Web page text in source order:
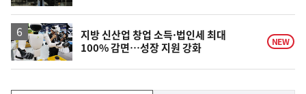
지방 신산업 창업 소득·법인세 최대
100% 감면…성장 지원 강화
NEW